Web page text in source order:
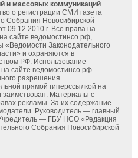
и массовых коммуникаций
о регистрации СМИ газета
Собрания Новосибирской
09.12.2010 г. Все права на
сайте ведомостинсо.рф,
«Ведомости Законодательного
и охраняются в
РФ. Использование
сайте ведомостинсо.рф
разрешения
прямой гиперссылкой на
заимствован. Материалы с
рекламы. За их содержание
Руководитель — главный
— ГБУ НСО «Редакция
Собрания Новосибирской